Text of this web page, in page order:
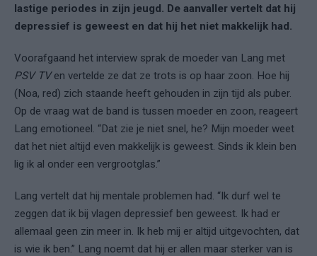
lastige periodes in zijn jeugd. De aanvaller vertelt dat hij
depressief is geweest en dat hij het niet makkelijk had.
Voorafgaand het interview sprak de moeder van Lang met
PSV TVen vertelde ze dat ze trots is op haar zoon. Hoe hij
(Noa, red) zich staande heeft gehouden in zijn tijd als puber.
Op de vraag wat de band is tussen moeder en zoon, reageert
Lang emotioneel. “Dat zie je niet snel, he? Mijn moeder weet
dat het niet altijd even makkelijk is geweest. Sinds ik klein ben
lig ik al onder een vergrootglas.”
Lang vertelt dat hij mentale problemen had. “Ik durf wel te
zeggen dat ik bij vlagen depressief ben geweest. Ik had er
allemaal geen zin meer in. Ik heb mij er altijd uitgevochten, dat
is wie ik ben.” Lang noemt dat hij er allen maar sterker van is